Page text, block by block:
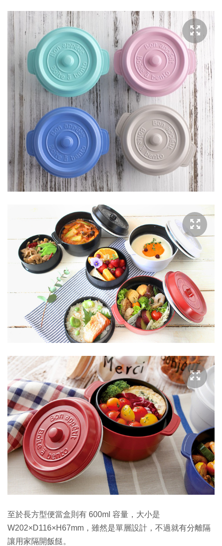
至於長方型便當盒則有 600ml 容量，大小是
W202×D116×H67mm，雖然是單層設計，不過就有分離隔
讓用家隔開飯餸。